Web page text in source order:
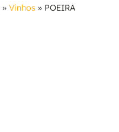
» Vinhos » POEIRA